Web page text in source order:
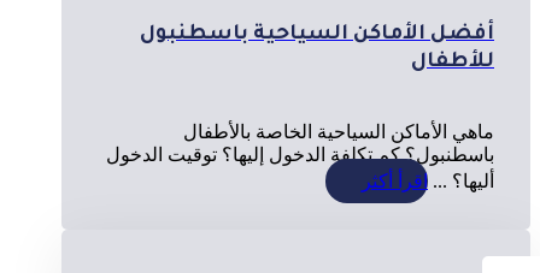
أفضل الأماكن السياحية باسطنبول
للأطفال
ماهي الأماكن السياحية الخاصة بالأطفال
باسطنبول؟ كم تكلفة الدخول إليها؟ توقيت الدخول
أليها؟ ... اقرأ أكثر